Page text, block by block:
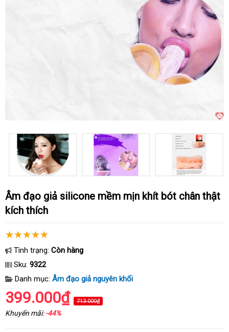
Âm đạo giả silicone mềm mịn khít bót chân thật
kích thích
Tình trạng: Còn hàng
Sku: 9322
Danh mục: Âm đạo giả nguyên khối
399.000₫ 713.000₫
Khuyến mãi:-44%